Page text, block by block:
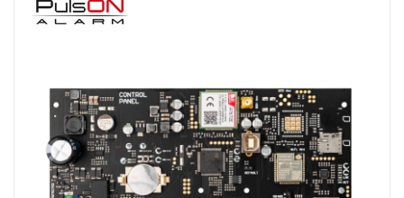
(19)
SATEL
ABAX
(35)
SATEL